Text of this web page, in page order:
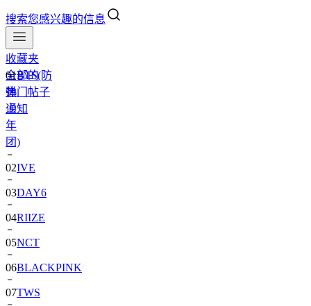
搜索您感兴趣的信息
收藏夹
全部的
热门帖子
通知
01BTS(防
弹
少
年
团)
02IVE
03DAY6
04RIIZE
05NCT
06BLACKPINK
07TWS